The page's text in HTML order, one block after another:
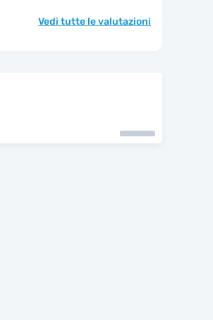
Vedi tutte le valutazioni